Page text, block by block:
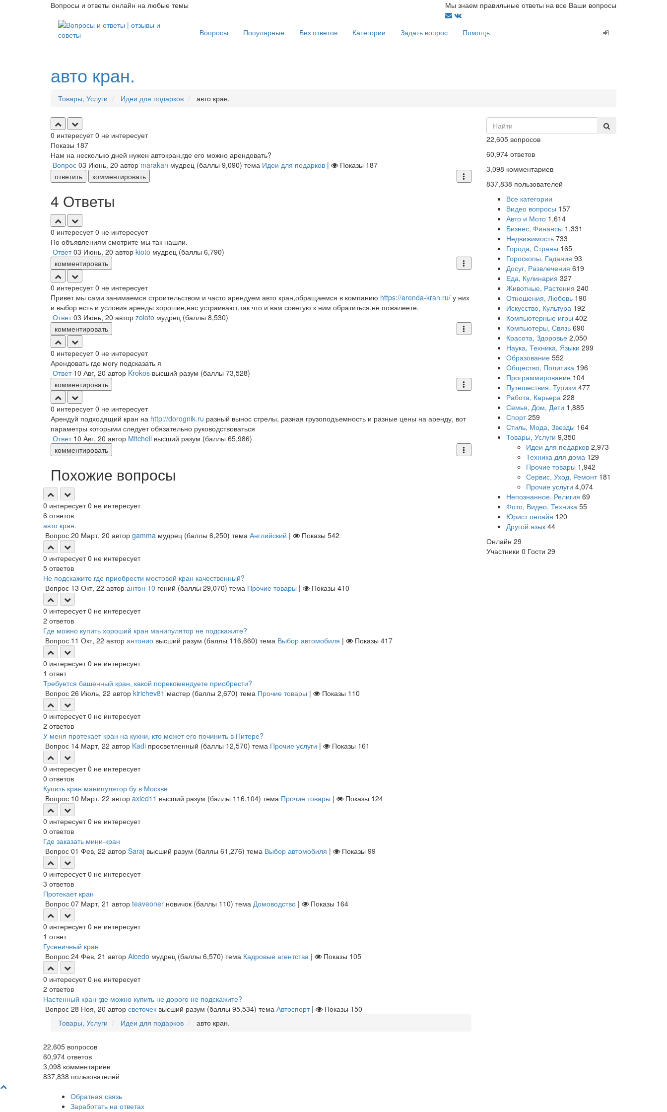
Вопросы и ответы онлайн на любые темы Мы знаем правильные ответы на все Ваши вопросы
Вопросы Популярные Без ответов Категории Задать вопрос Помощь
авто кран.
Товары, Услуги Идеи для подарков авто кран.
0 интересует 0 не интересует
Показы 187
Нам на несколько дней нужен автокран,где его можно арендовать?
Вопрос 03 Июнь, 20 автор marakan мудрец (баллы 9,090) тема Идеи для подарков | Показы 187
ответить
комментировать
4 Ответы
0 интересует 0 не интересует
По объявлениям смотрите мы так нашли.
Ответ 03 Июнь, 20 автор kioto мудрец (баллы 6,790)
комментировать
0 интересует 0 не интересует
Привет мы сами занимаемся строительством и часто арендуем авто кран,обращаемся в компанию https://arenda-kran.ru/ у них
и выбор есть и условия аренды хорошие,нас устраивают,так что и вам советую к ним обратиться,не пожалеете.
Ответ 03 Июнь, 20 автор zoloto мудрец (баллы 8,530)
комментировать
0 интересует 0 не интересует
Арендовать где могу подсказать я
Ответ 10 Авг, 20 автор Krokos высший разум (баллы 73,528)
комментировать
0 интересует 0 не интересует
Арендуй подходящий кран на http://dorognik.ru разный вынос стрелы, разная грузоподъемность и разные цены на аренду, вот
параметры которыми следует обязательно руководствоваться
Ответ 10 Авг, 20 автор Mitchell высший разум (баллы 65,986)
комментировать
Похожие вопросы
0 интересует 0 не интересует
6 ответов
авто кран.
Вопрос 20 Март, 20 автор gamma мудрец (баллы 6,250) тема Английский | Показы 542
0 интересует 0 не интересует
5 ответов
Не подскажите где приобрести мостовой кран качественный?
Вопрос 13 Окт, 22 автор антон 10 гений (баллы 29,070) тема Прочие товары | Показы 410
0 интересует 0 не интересует
2 ответов
Где можно купить хороший кран манипулятор не подскажите?
Вопрос 11 Окт, 22 автор антонио высший разум (баллы 116,660) тема Выбор автомобиля | Показы 417
0 интересует 0 не интересует
1 ответ
Требуется башенный кран, какой порекомендуете приобрести?
Вопрос 26 Июль, 22 автор kirichev81 мастер (баллы 2,670) тема Прочие товары | Показы 110
0 интересует 0 не интересует
2 ответов
У меня протекает кран на кухни, кто может его починить в Питере?
Вопрос 14 Март, 22 автор Kadi просветленный (баллы 12,570) тема Прочие услуги | Показы 161
0 интересует 0 не интересует
0 ответов
Купить кран манипулятор бу в Москве
Вопрос 10 Март, 22 автор axied11 высший разум (баллы 116,104) тема Прочие товары | Показы 124
0 интересует 0 не интересует
0 ответов
Где заказать мини-кран
Вопрос 01 Фев, 22 автор Saraj высший разум (баллы 61,276) тема Выбор автомобиля | Показы 99
0 интересует 0 не интересует
3 ответов
Протекает кран
Вопрос 07 Март, 21 автор teaveoner новичок (баллы 110) тема Домоводство | Показы 164
0 интересует 0 не интересует
1 ответ
Гусеничный кран
Вопрос 24 Фев, 21 автор Alcedo мудрец (баллы 6,570) тема Кадровые агентства | Показы 105
0 интересует 0 не интересует
2 ответов
Настенный кран где можно купить не дорого не подскажите?
Вопрос 28 Ноя, 20 автор светочек высший разум (баллы 95,534) тема Автоспорт | Показы 150
Товары, Услуги
Идеи для подарков авто кран.
22,605вопросов
60,974ответов
3,098 комментариев
837,838 пользователей
Все категории
Видео вопросы 157
Авто и Мото 1,614
Бизнес, Финансы 1,331
Недвижимость 733
Города, Страны 165
Гороскопы, Гадания 93
Досуг, Развлечения 619
Еда, Кулинария 327
Животные, Растения 240
Отношения, Любовь 190
Искусство, Культура 192
Компьютерные игры 402
Компьютеры, Связь 690
Красота, Здоровье 2,050
Наука, Техника, Языки 299
Образование 552
Общество, Политика 196
Программирование 104
Путешествия, Туризм 477
Работа, Карьера 228
Семья, Дом, Дети 1,885
Спорт 259
Стиль, Мода, Звезды 164
Товары, Услуги 9,350
Идеи для подарков 2,973
Техника для дома 129
Прочие товары 1,942
Сервис, Уход, Ремонт 181
Прочие услуги 4,074
Непознанное, Религия 69
Фото, Видео, Техника 55
Юрист онлайн 120
Другой язык 44
Онлайн 29
Участники 0 Гости 29
22,605 вопросов
60,974 ответов
3,098 комментариев
837,838 пользователей
Обратная связь
Заработать на ответах